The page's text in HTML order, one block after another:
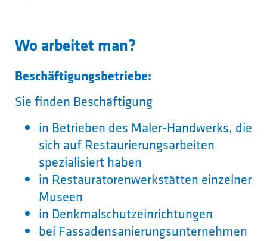
Wo arbeitet man?
Beschäftigungsbetriebe:
Sie finden Beschäftigung
in Betrieben des Maler-Handwerks, die
sich auf Restaurierungsarbeiten
spezialisiert haben
in Restauratorenwerkstätten einzelner
Museen
in Denkmalschutzeinrichtungen
bei Fassadensanierungsunternehmen